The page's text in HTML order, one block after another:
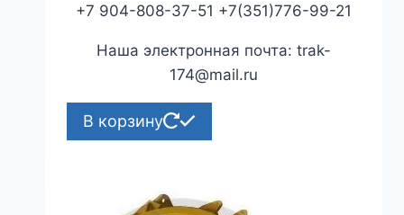
+7 904-808-37-51 +7(351)776-99-21
Наша электронная почта: trak-
174@mail.ru
В корзину